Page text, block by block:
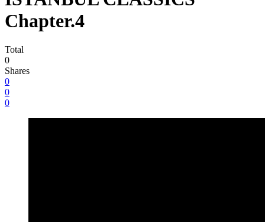
Chapter.4
Total
0
Shares
0
0
0